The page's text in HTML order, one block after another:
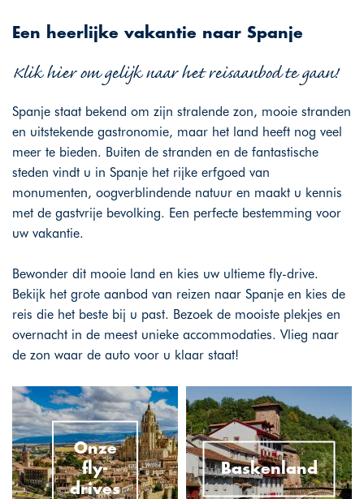
Een heerlijke vakantie naar Spanje
Klik hier om gelijk naar het reisaanbod te gaan!
Spanje staat bekend om zijn stralende zon, mooie stranden
en uitstekende gastronomie, maar het land heeft nog veel
meer te bieden. Buiten de stranden en de fantastische
steden vindt u in Spanje het rijke erfgoed van
monumenten, oogverblindende natuur en maakt u kennis
met de gastvrije bevolking. Een perfecte bestemming voor
uw vakantie.
Bewonder dit mooie land en kies uw ultieme fly-drive.
Bekijk het grote aanbod van reizen naar Spanje en kies de
reis die het beste bij u past. Bezoek de mooiste plekjes en
overnacht in de meest unieke accommodaties. Vlieg naar
de zon waar de auto voor u klaar staat!
Onze
fly-
drives
Baskenland